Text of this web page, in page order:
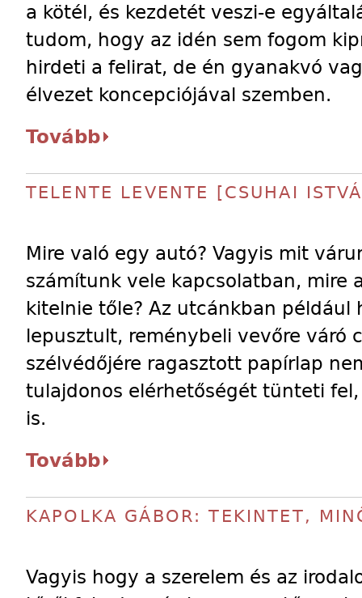
a kötél, és kezdetét veszi-e
tudom, hogy az idén sem fogom
hirdeti a felirat, de én gyanakvó
élvezet koncepciójával szemben.
Tovább
TELENTE LEVENTE [CSUHAI
Mire való egy autó? Vagyis mit
számítunk vele kapcsolatban, mire
kitelnie tőle? Az utcánkban
lepusztult, reménybeli vevőre váró
szélvédőjére ragasztott papírlap
tulajdonos elérhetőségét tünteti
is.
Tovább
KAPOLKA GÁBOR: TEKINTET,
Vagyis hogy a szerelem és az